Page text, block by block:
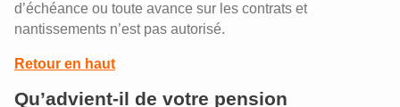
d’échéance ou toute avance sur les contrats et
nantissements n’est pas autorisé.
Retour en haut
Qu’advient-il de votre pension